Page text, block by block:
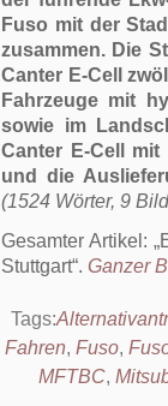
Fuso mit der
zusammen. Die
Canter E-Cell
Fahrzeuge mit
sowie im
Canter E-Cell
und die
(1524 Wörter, 9
Gesamter Artikel:
Stuttgart . Ganzer
Tags:
Fahren, Fuso,
MFTBC,